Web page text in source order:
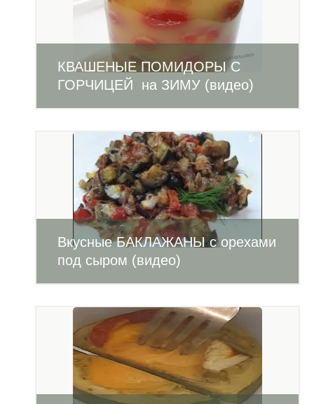
КВАШЕНЫЕ ПОМИДОРЫ С
ГОРЧИЦЕЙ на ЗИМУ (видео)
Вкусные БАКЛАЖАНЫ с орехами
под сыром (видео)